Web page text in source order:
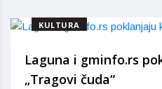
KULTURA
Laguna i gminfo.rs
„Tragovi čuda“